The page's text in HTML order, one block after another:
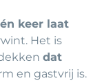
keer laat
Het is
dat
en gastvrij is.